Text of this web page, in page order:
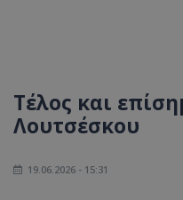
Τέλος και
Λουτσέσκου
19.06.2026 - 15:31